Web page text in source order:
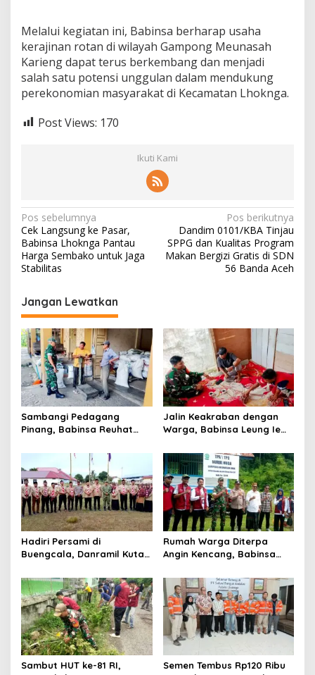
Melalui kegiatan ini, Babinsa berharap usaha
kerajinan rotan di wilayah Gampong Meunasah
Karieng dapat terus berkembang dan menjadi
salah satu potensi unggulan dalam mendukung
perekonomian masyarakat di Kecamatan Lhoknga.
Post Views: 170
Ikuti Kami
N
a
v
g
a
s
i
p
o
s
Pos sebelumnya
Cek Langsung ke Pasar,
Babinsa Lhoknga Pantau
Harga Sembako untuk Jaga
Stabilitas
Pos berikutnya
Dandim 0101/KBA Tinjau
SPPG dan Kualitas Program
Makan Bergizi Gratis di SDN
56 Banda Aceh
Jangan Lewatkan
Sambangi Pedagang
Pinang, Babinsa Reuhat
dengan Warga
Jalin Keakraban dengan
Warga, Babinsa Leung Ie
Wilayah Binaan
Hadiri Persami di
Buengcala, Danramil Kuta
Kebersamaan Generasi
Muda
Rumah Warga Diterpa
Angin Kencang, Babinsa
Penyaluran Bantuan Masa
Panik
Sambut HUT ke-81 RI,
Semen Tembus Rp120 Ribu